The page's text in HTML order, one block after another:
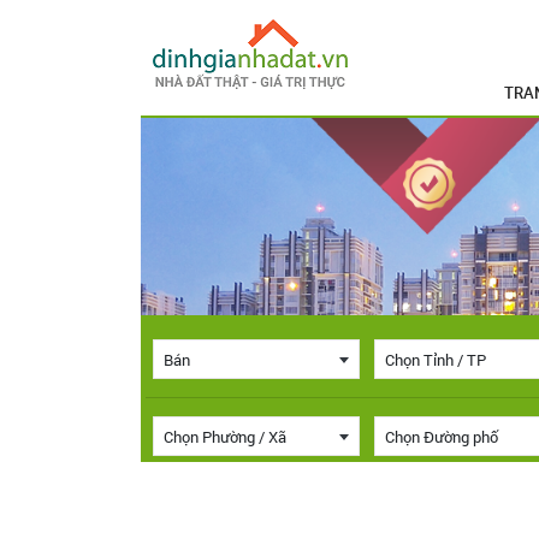
Bán Chọn Tỉnh / TP
Chọn Phường / Xã Chọn Đường phố